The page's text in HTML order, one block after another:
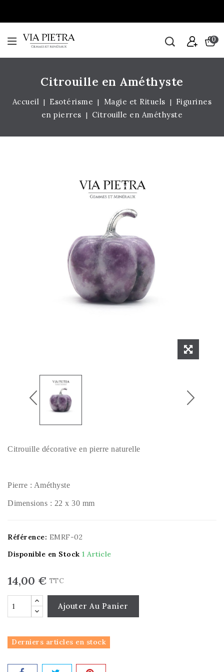
0
Citrouille en Améthyste
Accueil Esotérisme Magie et Rituels
Figurines
en pierres
Citrouille en Améthyste
Citrouille décorative en pierre naturelle
Pierre : Améthyste
Dimensions : 22 x 30 mm
Référence: EMRF-02
Disponible en Stock 1 Article
14,00 € TTC
Ajouter Au Panier
Derniers articles en stock